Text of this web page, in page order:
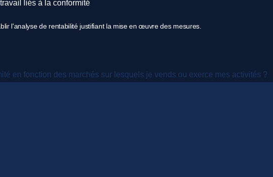
l'analyse de rentabilité justifiant la mise en œuvre des mesures.
liés à la conformité
en fonction des marchés sur lesquels je vends ou exerce mes activités ?
des produits", Compliance Workspace vous permet de définir vos régions
pour cette région, ce qui vous aide à vous concentrer sur ce qui est
dans plusieurs nomenclatures ?
d'analyse et de synthèse, offrant un accès rapide à une évaluation
vous pouvez remplacer vos pièces par des "alternatives conformes" en